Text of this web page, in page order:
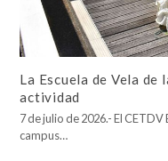
La Escuela de Vela de
actividad
7 de julio de 2026.- El
campus…